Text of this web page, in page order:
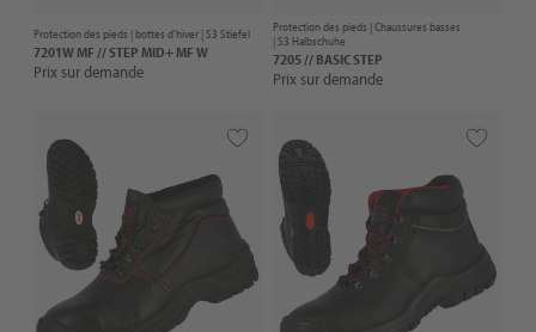
Protection des pieds | bottes d'hiver | S3 Stiefel
7201W MF // STEP MID+ MF W
Prix sur demande
Protection des pieds |Chaussures basses
| S3 Halbschuhe
7205 // BASIC STEP
Prix sur demande